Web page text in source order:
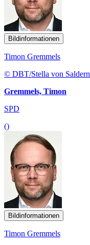
Bildinformationen
Timon Gremmels
© DBT/Stella von Saldern
Gremmels, Timon
SPD
()
Bildinformationen
Timon Gremmels